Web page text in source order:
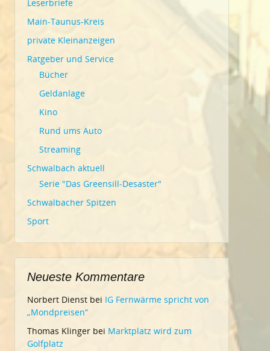
Leserbriefe
Main-Taunus-Kreis
private Kleinanzeigen
Ratgeber und Service
Bücher
Geldanlage
Kino
Rund ums Auto
Streaming
Schwalbach aktuell
Serie "Das Greensill-Desaster"
Schwalbacher Spitzen
Sport
Neueste Kommentare
Norbert Dienst bei IG Fernwärme spricht von
„Mondpreisen“
Thomas Klinger bei Marktplatz wird zum
Golfplatz